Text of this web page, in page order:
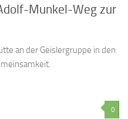
Munkel-Weg zur
an der Geislergruppe in den
0